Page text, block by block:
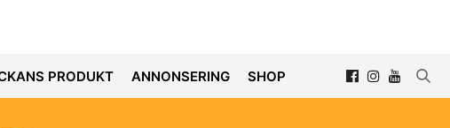
PRODUKT ANNONSERING SHOP